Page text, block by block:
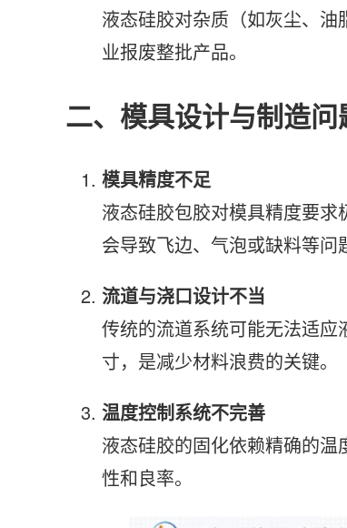
液态硅胶对杂质（如灰尘、
业报废整批产品。
二、模具设计与制造问
模具精度不足
液态硅胶包胶对模具精度要
会导致飞边、气泡或缺料等问
流道与浇口设计不当
传统的流道系统可能无法适
寸，是减少材料浪费的关键。
温度控制系统不完善
液态硅胶的固化依赖精确的
性和良率。